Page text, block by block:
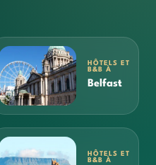
HÔTELS ET
B&B À
Belfast
HÔTELS ET
B&B À